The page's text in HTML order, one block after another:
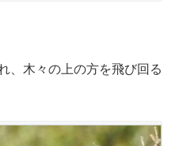
、木々の上の方を飛び回る